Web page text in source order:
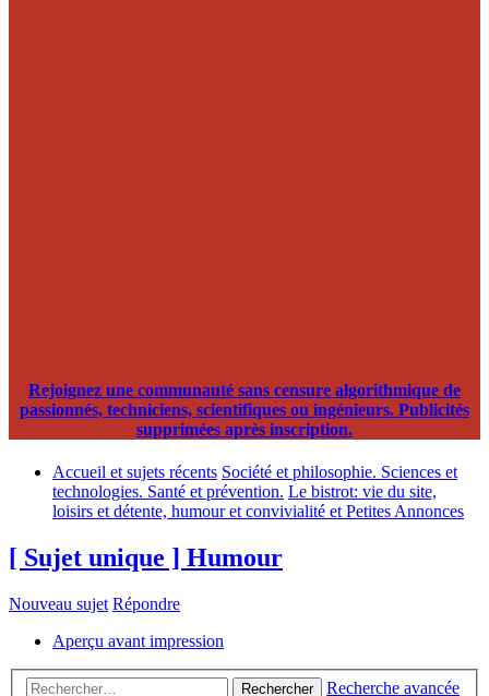
Rejoignez une communauté sans censure algorithmique de
passionnés, techniciens, scientifiques ou ingénieurs. Publicités
supprimées après inscription.
Accueil et sujets récents Société et philosophie. Sciences et
technologies. Santé et prévention. Le bistrot: vie du site,
loisirs et détente, humour et convivialité et Petites Annonces
[ Sujet unique ] Humour
Nouveau sujet Répondre
Aperçu avant impression
Rechercher Recherche avancée